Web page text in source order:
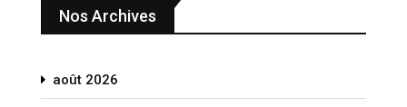
Nos Archives
août 2026